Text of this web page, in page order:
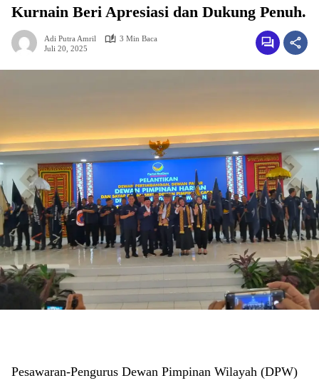
Kurnain Beri Apresiasi dan Dukung Penuh.
Adi Putra Amril
3 Min Baca
Juli 20, 2025
Pesawaran-Pengurus Dewan Pimpinan Wilayah (DPW)